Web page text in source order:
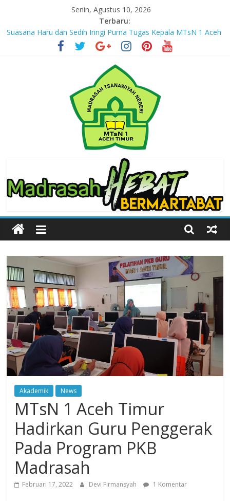
content
Senin, Agustus 10, 2026
Terbaru:
Suasana Haru dan Sedih Iringi Purna Tugas Kepala MTsN 1 Aceh
Masuki Tahun Ketiga, MTsN 1 Aceh Timur Perkuat Kapasitas
Guru untuk Hadirkan Inovasi Kelas Digital
Jejak yang Tertinggal – Part III
Jejak yang Tertinggal – Part II
Jejak yang Tertinggal – Part I
1
Aceh
Timur
Simpang
Ulim,
Aceh
Timur
Akademik News
MTsN 1 Aceh Timur
Hadirkan Guru Penggerak
Pada Program PKB
Madrasah
Februari 17, 2022 Devi Firmansyah 1 Komentar